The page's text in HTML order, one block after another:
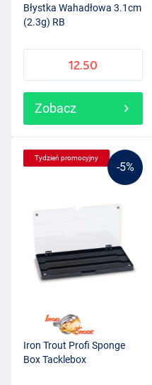
Błystka Wahadłowa 3.1cm
(2.3g) RB
12.50
Zobacz
-5%
Tydzień promocyjny
Iron Trout Profi Sponge
Box Tacklebox